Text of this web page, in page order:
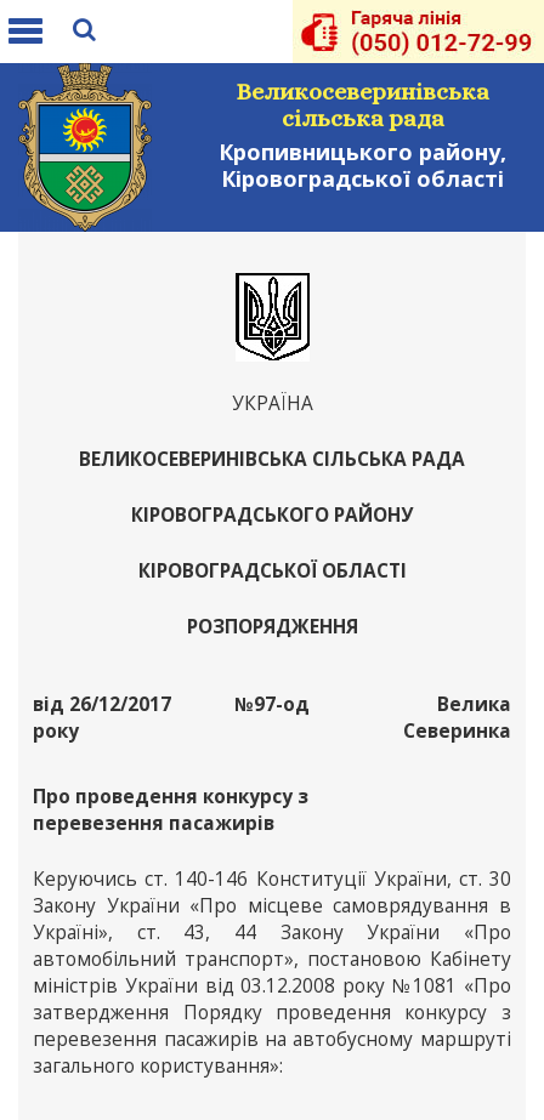
Toggle
Великосеверинівська
сільська рада
Кропивницького району,
Кіровоградської області
УКРАЇНА
ВЕЛИКОСЕВЕРИНІВСЬКА СІЛЬСЬКА РАДА
КІРОВОГРАДСЬКОГО РАЙОНУ
КІРОВОГРАДСЬКОЇ ОБЛАСТІ
РОЗПОРЯДЖЕННЯ
від 26/12/2017
року
№97-од
Велика
Северинка
Про проведення конкурсу з
перевезення пасажирів
Керуючись ст. 140-146 Конституції України, ст. 30
Закону України «Про місцеве самоврядування в
Україні», ст. 43, 44 Закону України «Про
автомобільний транспорт», постановою Кабінету
міністрів України від 03.12.2008 року №1081 «Про
затвердження Порядку проведення конкурсу з
перевезення пасажирів на автобусному маршруті
загального користування»: